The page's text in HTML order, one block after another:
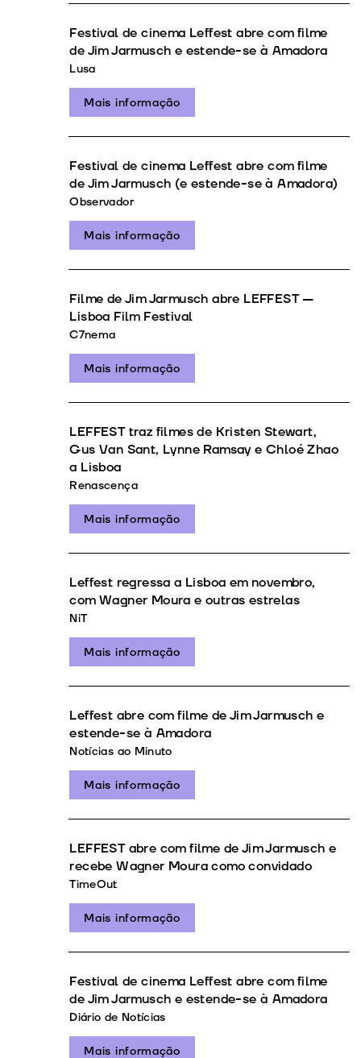
Festival de cinema Leffest abre com filme
de Jim Jarmusch e estende-se à Amadora
Lusa
Mais informação
Festival de cinema Leffest abre com filme
de Jim Jarmusch (e estende-se à Amadora)
Observador
Mais informação
Filme de Jim Jarmusch abre LEFFEST —
Lisboa Film Festival
C7nema
Mais informação
LEFFEST traz filmes de Kristen Stewart,
Gus Van Sant, Lynne Ramsay e Chloé Zhao
a Lisboa
Renascença
Mais informação
Leffest regressa a Lisboa em novembro,
com Wagner Moura e outras estrelas
NiT
Mais informação
Leffest abre com filme de Jim Jarmusch e
estende-se à Amadora
Notícias ao Minuto
Mais informação
LEFFEST abre com filme de Jim Jarmusch e
recebe Wagner Moura como convidado
TimeOut
Mais informação
Festival de cinema Leffest abre com filme
de Jim Jarmusch e estende-se à Amadora
Diário de Notícias
Mais informação